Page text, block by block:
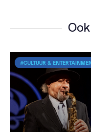
#CULTUUR &